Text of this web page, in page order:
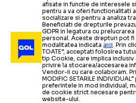
afisate in functie de interesele
pentru a va oferi functionalitati
socializare si pentru a analiza
Beneficiati de drepturile
GDPR in legatura cu
personal. Aceste drepturi pot
modalitatea indicataaici. Prin
TOATE”, acceptati folosirea
tip Cookie, care implica inclusiv
privire la stocarea/accesarea
Vendor-ii cu care colaboram.
MODIFIC SETARILE
preferintele in mod individual,
de cookie strict necesare
website-ului.